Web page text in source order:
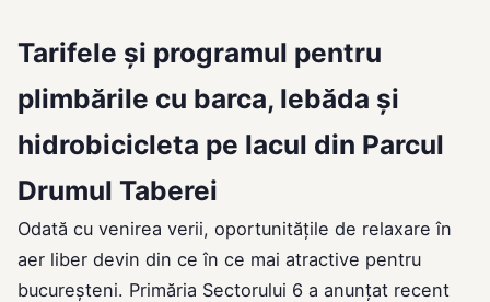
Tarifele și programul pentru
plimbările cu barca, lebăda și
hidrobicicleta pe lacul din Parcul
Drumul Taberei
Odată cu venirea verii, oportunitățile de relaxare în
aer liber devin din ce în ce mai atractive pentru
bucureșteni. Primăria Sectorului 6 a anunțat recent